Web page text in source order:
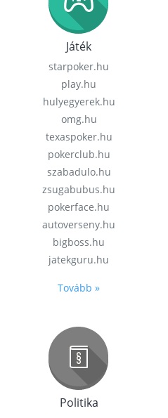
Játék
starpoker.hu
play.hu
hulyegyerek.hu
omg.hu
texaspoker.hu
pokerclub.hu
szabadulo.hu
zsugabubus.hu
pokerface.hu
autoverseny.hu
bigboss.hu
jatekguru.hu
Tovább »
Politika